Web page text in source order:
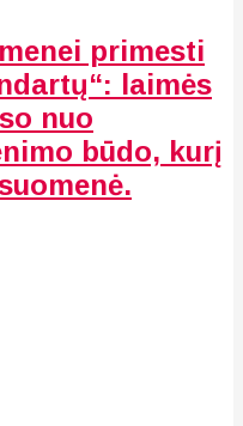
primesti
laimės
nuo
būdo, kurį